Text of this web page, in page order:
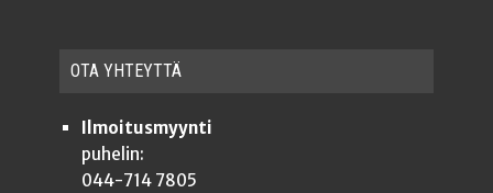
OTA YHTEYT­TÄ
Ilmoitusmyynti
puhelin:
044-714 7805